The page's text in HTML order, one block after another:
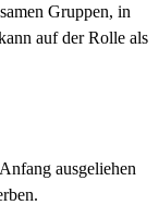
Gruppen, in
auf der Rolle als
ausgeliehen